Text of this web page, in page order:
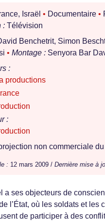
Israël • Documentaire •
: Télévision
Benchetrit, Simon
• Montage : Senyora Bar
:
productions
:
non commerciale
: 12 mars 2009 / Dernière mise à
a ses objecteurs de
l’État, où les soldats et
de participer à des